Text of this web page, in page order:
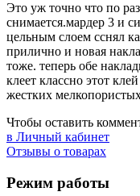
Это уж точно что по
снимается.мардер 3 и
цельным слоем сснял
прилично и новая
тоже. теперь обе
клеет классно этот
жестких
Чтобы оставить
в Личный кабинет
Отзывы о товарах
Режим работы